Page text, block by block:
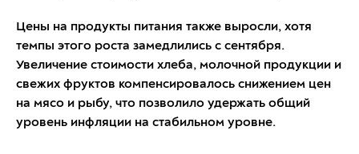
Цены на продукты питания также выросли, хотя
темпы этого роста замедлились с сентября.
Увеличение стоимости хлеба, молочной продукции и
свежих фруктов компенсировалось снижением цен
на мясо и рыбу, что позволило удержать общий
уровень инфляции на стабильном уровне.